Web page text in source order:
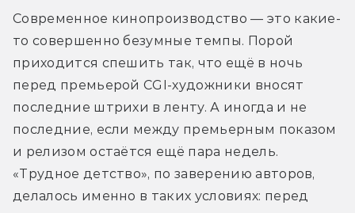
Современное кинопроизводство — это какие-
то совершенно безумные темпы. Порой
приходится спешить так, что ещё в ночь
перед премьерой CGI-художники вносят
последние штрихи в ленту. А иногда и не
последние, если между премьерным показом
и релизом остаётся ещё пара недель.
«Трудное детство», по заверению авторов,
делалось именно в таких условиях: перед